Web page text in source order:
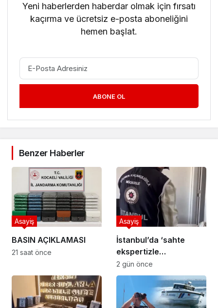
Yeni haberlerden haberdar olmak için fırsatı
kaçırma ve ücretsiz e-posta aboneliğini
hemen başlat.
ABONE OL
Benzer Haberler
BASIN AÇIKLAMASI
Asayiş
21 saat önce
İstanbul’da ‘sahte
ekspertizle
vatandaşlık’
operasyonu
Asayiş
2 gün önce